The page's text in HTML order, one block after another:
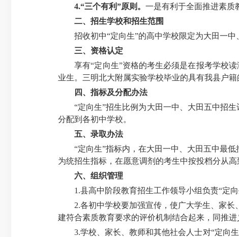
4.“三个有利”原则。 一是有利于全面推进素质
二、招生学校和招生范围
招收初中“定向生”的高中学校限定为大田一
三、资格认定
享有“定向生”资格的考生必须是在报考学校读
业生。三明北大附属实验学校毕业的具有我县户
四、指标及分配办法
“定向生”招生比例为大田一中、大田五中招生
分配到各初中学校。
五、录取办法
“定向生”指标内，在大田一中、大田五中最
为统招生指标，在愿意调剂的考生中按投档分从高
六、组织管理
1.县高中阶段教育招生工作领导小组负责“定
2.各初中学校要加强宣传，使广大学生、家
建符合素质教育要求的评价机制结合起来，同推
3.学校、家长、教师和其他社会人士对“定向